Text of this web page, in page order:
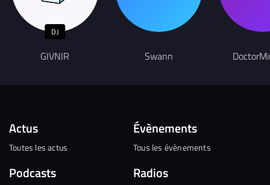
DJ
GIVNIR Swann
Actus
Toutes les actus
Podcasts
Évènements
Tous les évènements
Radios